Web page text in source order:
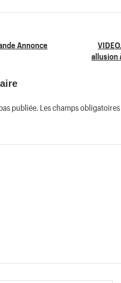
Annonce
allusion
publiée. Les champs